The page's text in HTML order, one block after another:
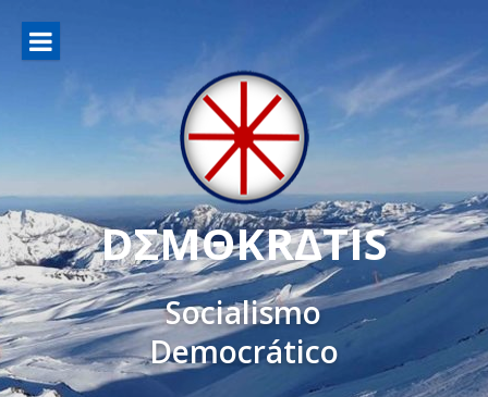
DΣMΘKRΔTIS
Socialismo
Democrático